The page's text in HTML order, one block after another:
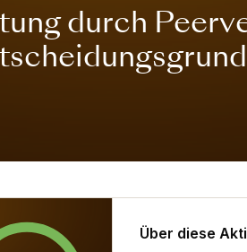
durch
Über diese
finanzielle...